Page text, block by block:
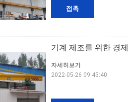
접촉
기계 제조를 위한 경
자세히보기
2022-05-26 09:45:40